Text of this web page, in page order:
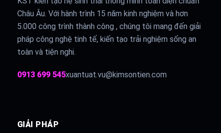
Châu Âu. Với hành trình 15 năm kinh nghiệm và hơn
5.000 công trình thành công , chúng tôi mang đến giải
pháp công nghệ tinh tế, kiến tạo trải nghiệm sống an
toàn và tiện nghi.
0913 699 545xuantuat.vu@kimsontien.com
GIẢI PHÁP